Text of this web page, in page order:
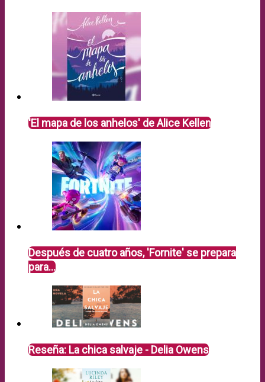
'El mapa de los anhelos' de Alice Kellen
Después de cuatro años, 'Fornite' se prepara
para…
Reseña: La chica salvaje - Delia Owens